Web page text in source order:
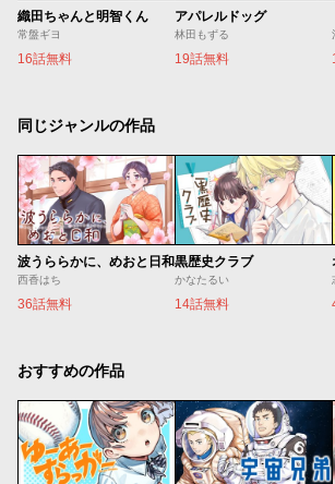
織田ちゃんと明智くん
常盤ギヨ
16話無料
アパレルドッグ
林田もずる
19話無料
同じジャンルの作品
波うららかに、めおと日和
西香はち
36話無料
黒歴史クラブ
かなたるい
14話無料
おすすめの作品